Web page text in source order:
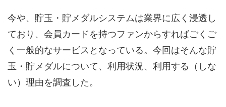
今や、貯玉・貯メダルシステムは業界に広く浸透し
ており、会員カードを持つファンからすればごくご
く一般的なサービスとなっている。今回はそんな貯
玉・貯メダルについて、利用状況、利用する（しな
い）理由を調査した。